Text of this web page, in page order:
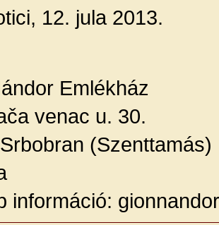
12. jula 2013.
Emlékház
venac u. 30.
(Szenttamás)
információ: